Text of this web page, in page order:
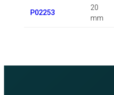
P02253
20
mm